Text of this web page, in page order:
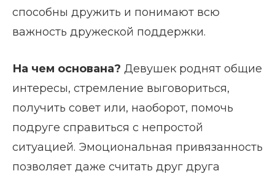
способны дружить и понимают всю
важность дружеской поддержки.
На чем основана? Девушек роднят общие
интересы, стремление выговориться,
получить совет или, наоборот, помочь
подруге справиться с непростой
ситуацией. Эмоциональная привязанность
позволяет даже считать друг друга